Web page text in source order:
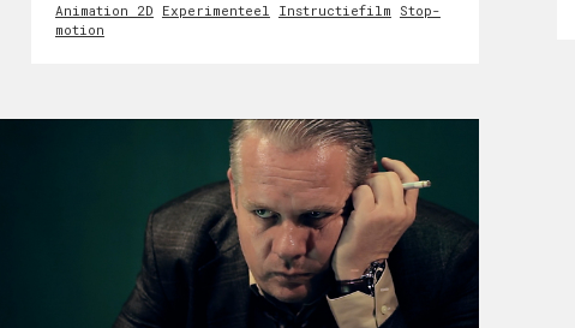
Animation 2D Experimenteel Instructiefilm Stop-
motion